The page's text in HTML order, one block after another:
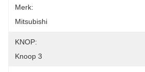
Merk:
Mitsubishi
KNOP:
Knoop 3